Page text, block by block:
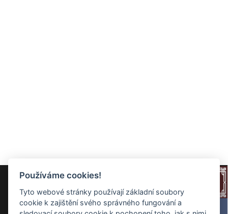
Používáme cookies!
Tyto webové stránky používají základní soubory
cookie k zajištění svého správného fungování a